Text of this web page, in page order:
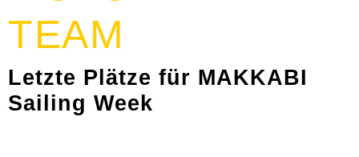
TEAM
Letzte Plätze für MAKKABI
Sailing Week